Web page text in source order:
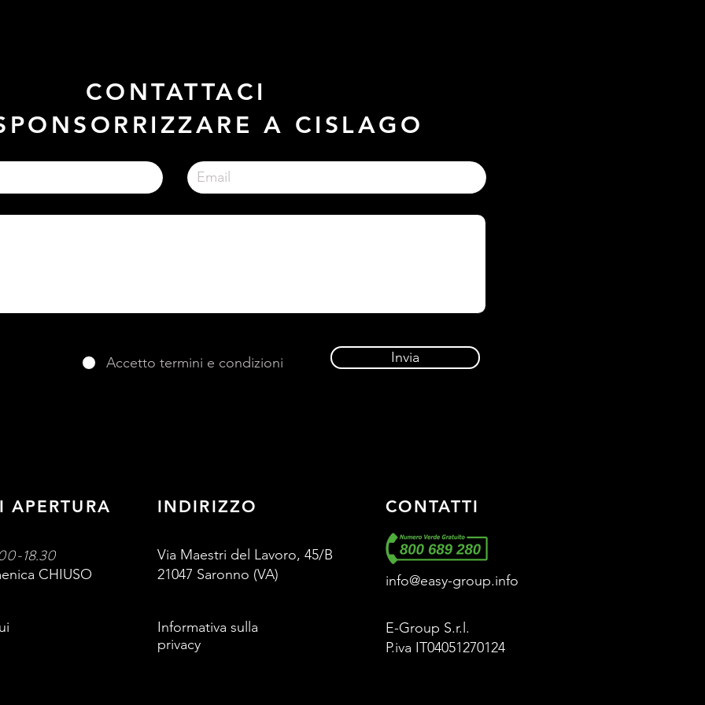
CONTATTACI
A CISLAGO
Accetto termini e condizioni Invia
APERTURA
18.30
CHIUSO
INDIRIZZO
Via Maestri del Lavoro, 45/B
21047 Saronno (VA)
Informativa sulla
privacy
CONTATTI
info@easy-group.info
E-Group S.r.l.
P.iva IT04051270124